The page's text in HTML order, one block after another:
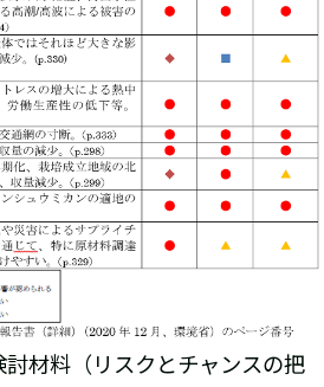
材料（リスクとチャンスの把